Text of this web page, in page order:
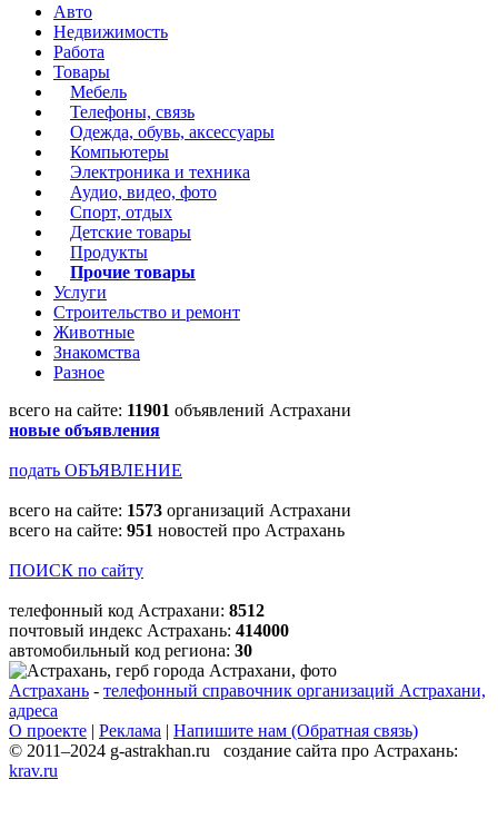
Авто
Недвижимость
Работа
Товары
Мебель
Телефоны, связь
Одежда, обувь, аксессуары
Компьютеры
Электроника и техника
Аудио, видео, фото
Спорт, отдых
Детские товары
Продукты
Прочие товары
Услуги
Строительство и ремонт
Животные
Знакомства
Разное
всего на сайте: 11901 объявлений Астрахани
новые объявления
подать ОБЪЯВЛЕНИЕ
всего на сайте: 1573 организаций Астрахани
всего на сайте: 951 новостей про Астрахань
ПОИСК по сайту
телефонный код Астрахани: 8512
почтовый индекс Астрахань: 414000
автомобильный код региона: 30
Астрахань - телефонный справочник организаций Астрахани,
адреса
О проекте | Реклама | Напишите нам (Обратная связь)
© 2011–2024 g-astrakhan.ru создание сайта про Астрахань:
krav.ru